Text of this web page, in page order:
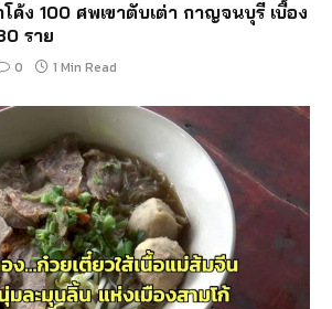
ค้ง 100 ศพเขาตับเต่า กาญจนบุรี เบื้อง
ราย
0 1 Min Read